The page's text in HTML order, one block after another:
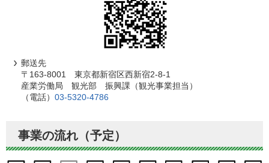
郵送先
〒163-8001 東京都新宿区西新宿2-8-1
産業労働局 観光部 振興課（観光事業担当）
（電話）03-5320-4786
事業の流れ（予定）